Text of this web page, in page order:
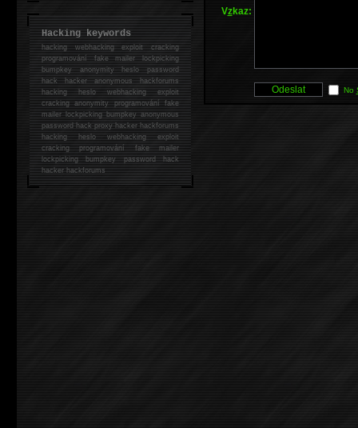
Vzkaz:
No
Hacking keywords
hackingwebhacking exploit cracking
programování fake mailer lockpicking
bumpkey anonymity heslo password
hackhacker anonymous hackforums
hackingheslo webhacking exploit
cracking anonymity programování fake
mailer lockpicking bumpkey anonymous
password hack proxy hacker hackforums
hacking heslo webhacking exploit
cracking programování fake mailer
lockpicking bumpkey password hack
hackerhackforums